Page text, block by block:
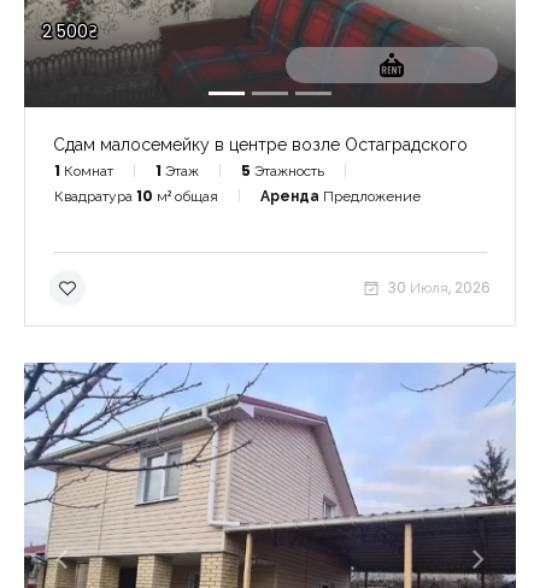
2 500₴
Сдам малосемейку в центре возле Остаградского
1 Комнат 1 Этаж 5 Этажность
Квадратура10 м² общая Аренда Предложение
30 Июля, 2026
Запомнить Forgot Password?
Войти